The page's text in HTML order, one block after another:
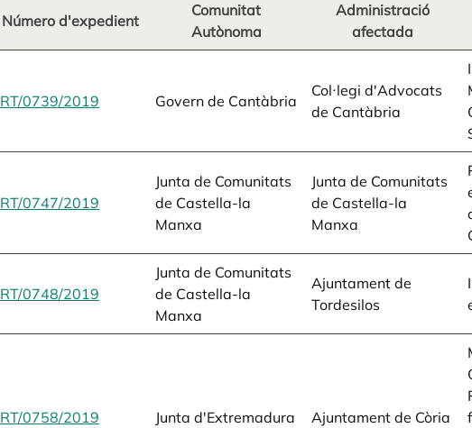
Número d'expedient
Comunitat
Autònoma
Administració
afectada
RT/0739/2019 opens in a new tab
Govern de Cantàbria
Col·legi d'Advocats
de Cantàbria
RT/0747/2019 opens in a new tab
Junta de Comunitats
de Castella-la
Manxa
Junta de Comunitats
de Castella-la
Manxa
RT/0748/2019 opens in a new tab
Junta de Comunitats
de Castella-la
Manxa
Ajuntament de
Tordesilos
RT/0758/2019 opens in a new tab
Junta d'Extremadura Ajuntament de Còria